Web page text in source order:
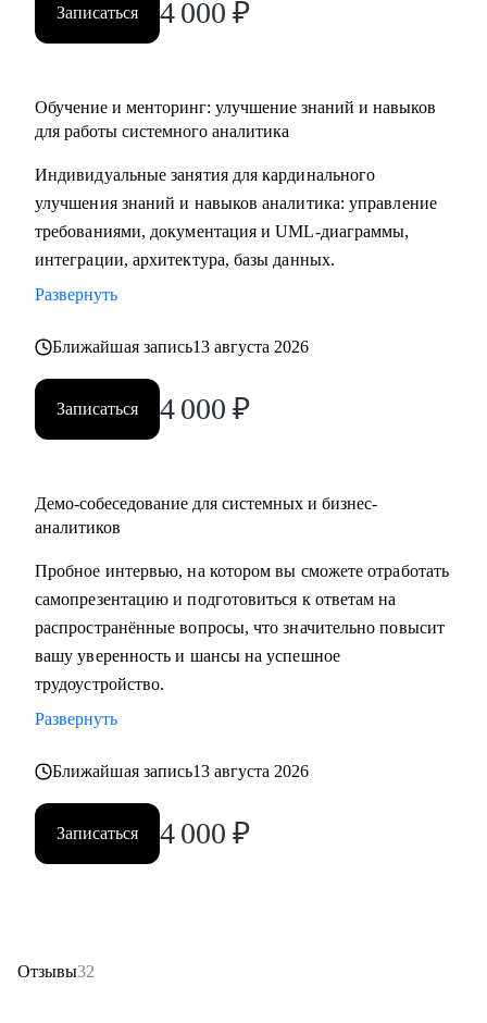
Записаться 4 000 ₽
Обучение и менторинг: улучшение знаний и навыков
для работы системного аналитика
Индивидуальные занятия для кардинального
улучшения знаний и навыков аналитика: управление
требованиями, документация и UML-диаграммы,
интеграции, архитектура, базы данных.
Развернуть
Ближайшая запись13 августа 2026
Записаться 4 000 ₽
Демо-собеседование для системных и бизнес-
аналитиков
Пробное интервью, на котором вы сможете отработать
самопрезентацию и подготовиться к ответам на
распространённые вопросы, что значительно повысит
вашу уверенность и шансы на успешное
трудоустройство.
Развернуть
Ближайшая запись13 августа 2026
Записаться 4 000 ₽
Отзывы32